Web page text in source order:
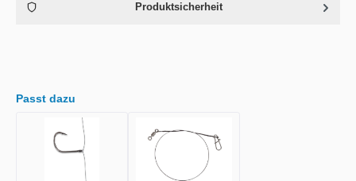
Produktsicherheit
Passt dazu